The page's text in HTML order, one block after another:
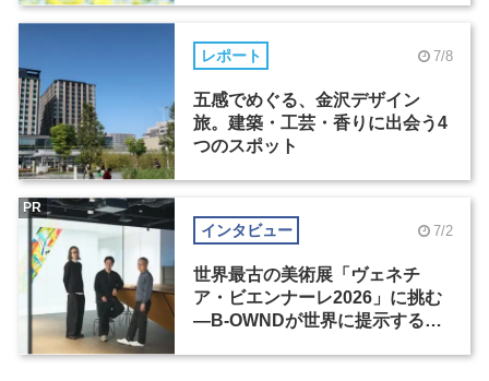
レポート 7/8
五感でめぐる、金沢デザイン
旅。建築・工芸・香りに出会う4
つのスポット
インタビュー 7/2
世界最古の美術展「ヴェネチ
ア・ビエンナーレ2026」に挑む
―B-OWNDが世界に提示する美
PR